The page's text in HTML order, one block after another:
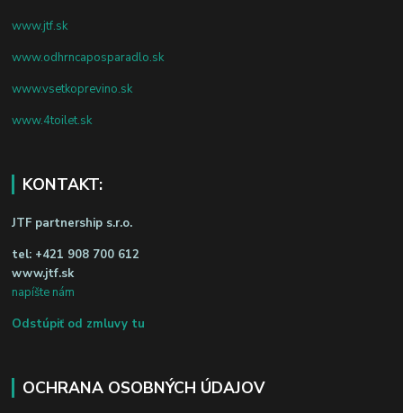
www.jtf.sk
www.odhrncaposparadlo.sk
www.vsetkoprevino.sk
www.4toilet.sk
KONTAKT:
JTF partnership s.r.o.
tel: +421 908 700 612
www.jtf.sk
napíšte nám
Odstúpiť od zmluvy tu
OCHRANA OSOBNÝCH ÚDAJOV